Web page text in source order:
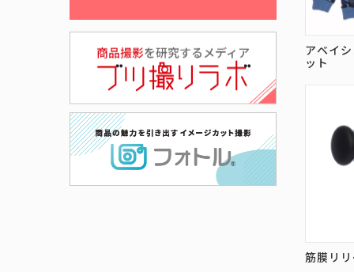
アベイ
ット
筋膜リ